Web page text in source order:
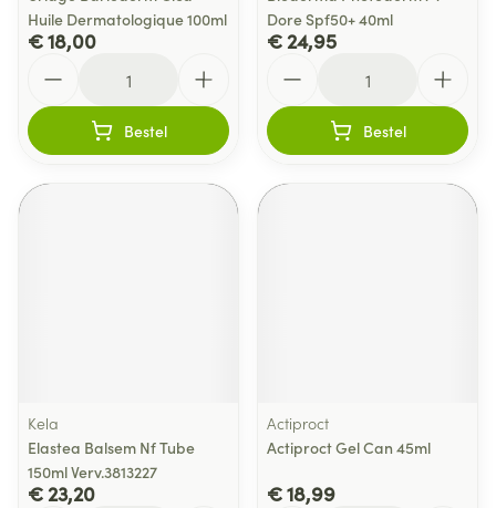
Huile Dermatologique 100ml
€ 18,00
Bestel
Dore Spf50+ 40ml
€ 24,95
Bestel
Kela
Elastea Balsem Nf Tube
150ml Verv.3813227
€ 23,20
Actiproct
Actiproct Gel Can 45ml
€ 18,99